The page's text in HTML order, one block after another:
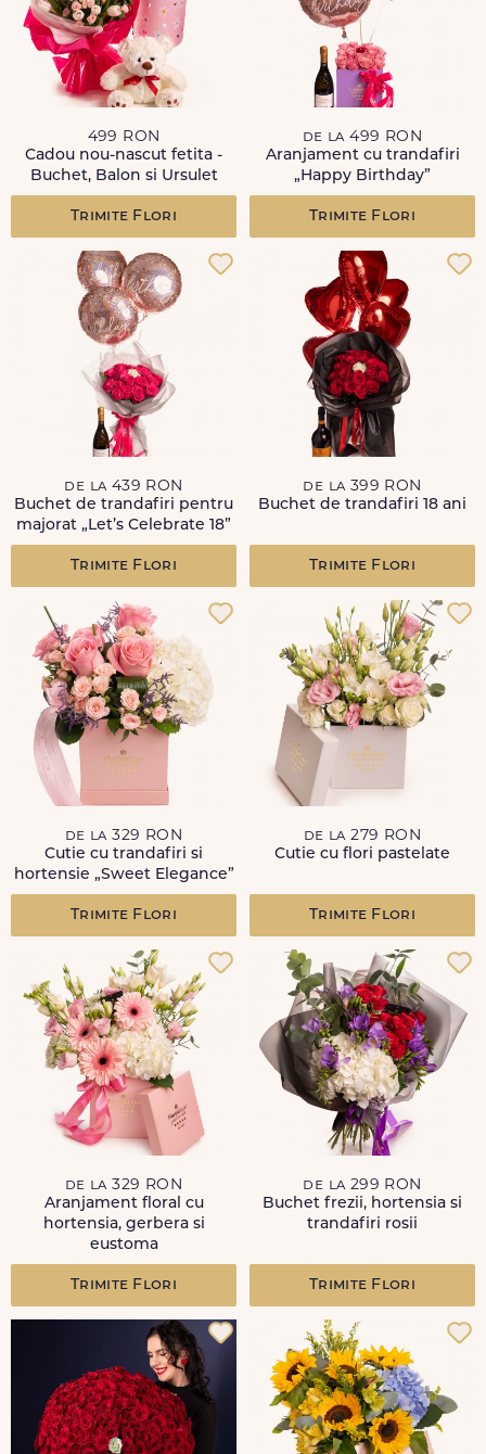
499 RON
Cadou nou-nascut fetita -
Buchet, Balon si Ursulet
Trimite Flori
de la 499 RON
Aranjament cu trandafiri
„Happy Birthday”
Trimite Flori
de la 439 RON
Buchet de trandafiri pentru
majorat „Let’s Celebrate 18”
Trimite Flori
de la 399 RON
Buchet de trandafiri 18 ani
Trimite Flori
de la 329 RON
Cutie cu trandafiri si
hortensie „Sweet Elegance”
Trimite Flori
de la 279 RON
Cutie cu flori pastelate
Trimite Flori
de la 329 RON
Aranjament floral cu
hortensia, gerbera si
eustoma
Trimite Flori
de la 299 RON
Buchet frezii, hortensia si
trandafiri rosii
Trimite Flori